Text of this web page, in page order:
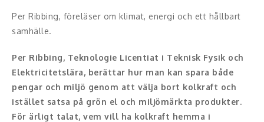
Konferencier
Workshopledare, facilitator
Radio och TV-profiler
Underhållning och event
Per Ribbing, föreläser om klimat, energi och ett hållbart
samhälle.
Per Ribbing, Teknologie Licentiat i Teknisk Fysik och
Elektricitetslära, berättar hur man kan spara både
pengar och miljö genom att välja bort kolkraft och
istället satsa på grön el och miljömärkta produkter.
För ärligt talat, vem vill ha kolkraft hemma i